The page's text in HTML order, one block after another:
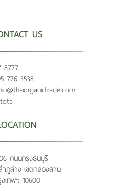
US
8777
776 3538
ถนนกรุงธนบุรี
ำภูล่าง เขตคลองสาน
เทพฯ 10600